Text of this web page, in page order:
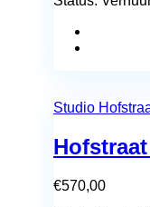
Studio
€570,00